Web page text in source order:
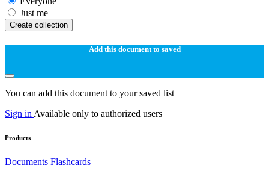
Just me
Create collection
Add this document to saved
You can add this document to your saved list
Sign in Available only to authorized users
Products
Documents Flashcards